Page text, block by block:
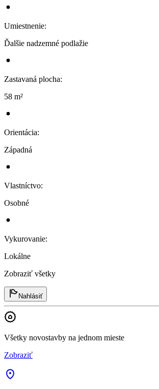
Umiestnenie:
Ďalšie nadzemné podlažie
Zastavaná plocha:
58 m²
Orientácia:
Západná
Vlastníctvo:
Osobné
Vykurovanie:
Lokálne
Zobraziť všetky
Nahlásiť
Všetky novostavby na jednom mieste
Zobraziť